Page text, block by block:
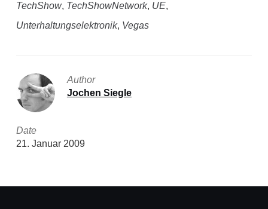
TechShow, TechShowNetwork, UE,
Unterhaltungselektronik, Vegas
Author
Jochen Siegle
Date
21. Januar 2009